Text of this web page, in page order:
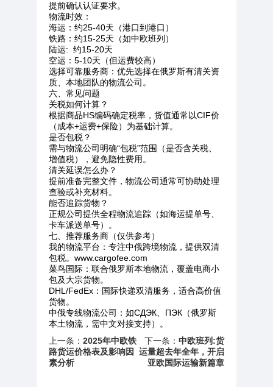
提前确认认证要求。
物流时效：
海运：约25-40天（港口到港口）
铁路：约15-25天（如中欧班列）
陆运: 约15-20天
空运：5-10天（但运费较高）
选择可靠服务商：优先选择在俄罗斯有清关资
质、本地团队的物流公司。
六、常见问题
关税如何计算？
根据商品HS编码确定税率，货值通常以CIF价
（成本+运费+保险）为基础计算。
是否包税？
需与物流公司明确“包税”范围（是否含关税、
增值税），避免隐性费用。
清关延误怎么办？
提前准备完整文件，物流公司通常可协助处理
查验或补充材料。
能否追踪货物？
正规公司提供全程物流追踪（如海运提单号、
卡车派送单号）。
七、推荐服务商（仅供参考）
我的物流平台：专注中俄跨境物流，提供双清
包税。www.cargofee.com
菜鸟国际：联合俄罗斯本地物流，覆盖电商小
包及大宗货物。
DHL/FedEx：国际快递双清服务，适合高价值
货物。
中俄专线物流公司：如СДЭК、ПЭК（俄罗斯
本土物流，需中文对接支持）。
上一条： 2025年中欧铁
路货运价格表及影响因
素分析
下一条： 中欧班列:货
运量超去年全年，开启
亚欧国际运输新篇章